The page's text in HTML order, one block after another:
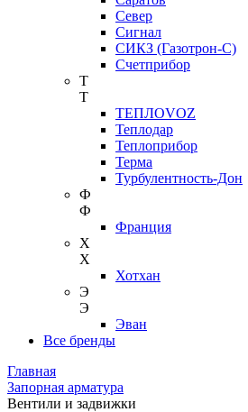
Север
Сигнал
СИКЗ (Газотрон-С)
Счетприбор
Т
Т
ТЕПЛОVOZ
Теплодар
Теплоприбор
Терма
Турбулентность-Дон
Ф
Ф
Франция
Х
Х
Хотхан
Э
Э
Эван
Все бренды
Главная
Запорная арматура
Вентили и задвижки